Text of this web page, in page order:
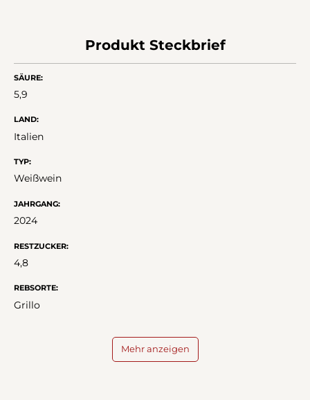
Produkt Steckbrief
SÄURE:
5,9
LAND:
Italien
TYP:
Weißwein
JAHRGANG:
2024
RESTZUCKER:
4,8
REBSORTE:
Grillo
Mehr anzeigen